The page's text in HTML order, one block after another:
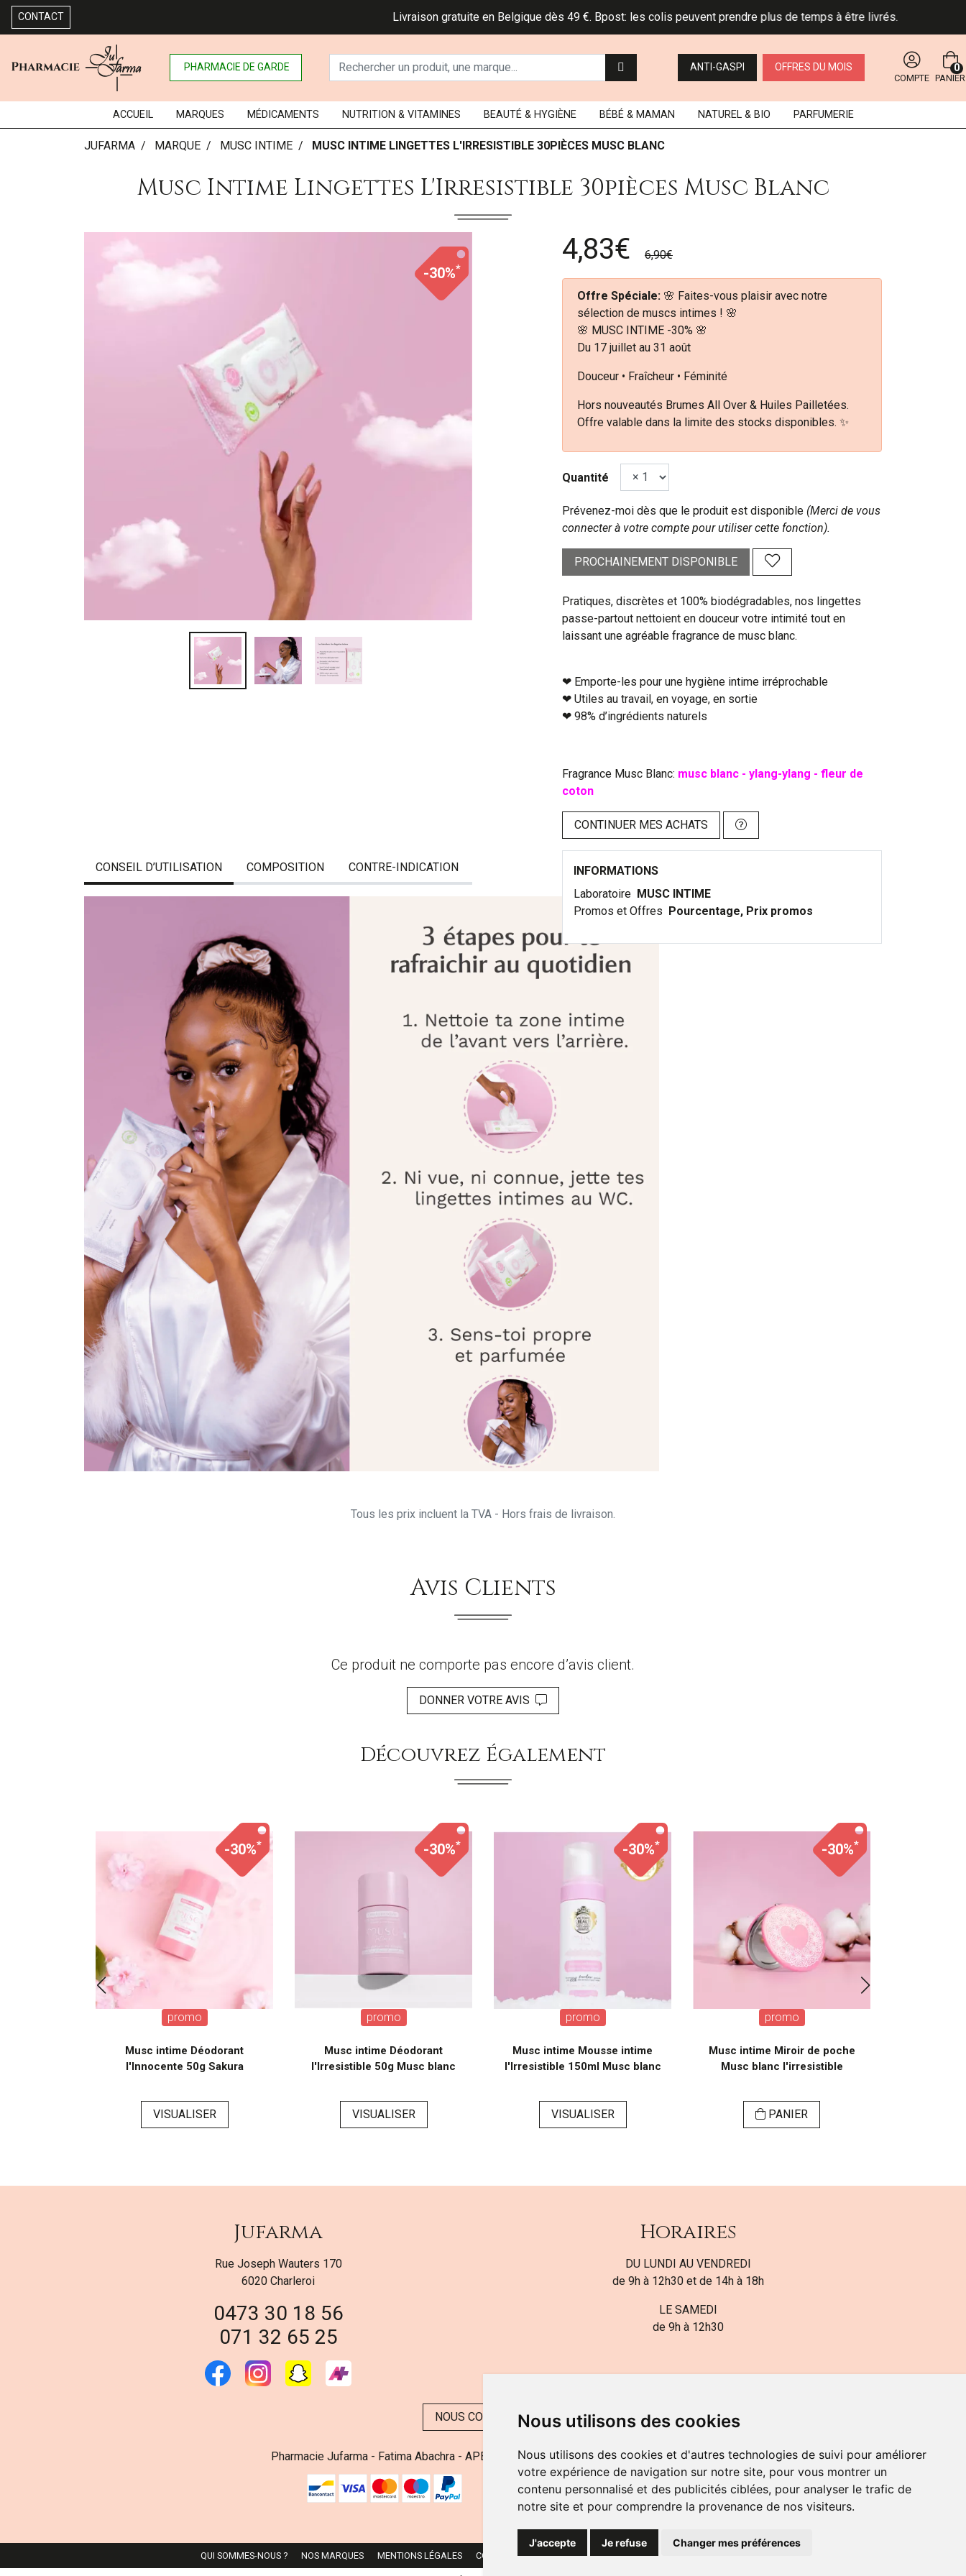
Nous utilisons des cookies
Nous utilisons des cookies et d'autres technologies de suivi pour améliorer
votre expérience de navigation sur notre site, pour vous montrer un
contenu personnalisé et des publicités ciblées, pour analyser le trafic de
notre site et pour comprendre la provenance de nos visiteurs.
J'accepte Je refuse Changer mes préférences
CONTACT Livraison gratuite en Belgique dès 49 €. Bpost: les colis peuvent prendre plus de temps à être livrés.
PHARMACIE DE GARDE ANTI-GASPI OFFRES DU MOIS
COMPTE PANIER
0
ACCUEIL MARQUES MÉDICAMENTS NUTRITION & VITAMINES BEAUTÉ & HYGIÈNE BÉBÉ & MAMAN NATUREL & BIO PARFUMERIE
JUFARMA MARQUE MUSC INTIME MUSC INTIME LINGETTES L'IRRESISTIBLE 30PIÈCES MUSC BLANC
Musc Intime Lingettes L'Irresistible 30pièces Musc Blanc
-30%*
4,83€ 6,90€
Offre Spéciale: 🌸 Faites-vous plaisir avec notre
sélection de muscs intimes ! 🌸
🌸 MUSC INTIME -30% 🌸
Du 17 juillet au 31 août
Douceur • Fraîcheur • Féminité
Hors nouveautés Brumes All Over & Huiles Pailletées.
Offre valable dans la limite des stocks disponibles. ✨
Quantité
Prévenez-moi dès que le produit est disponible (Merci de vous
connecter à votre compte pour utiliser cette fonction).
PROCHAINEMENT DISPONIBLE
Pratiques, discrètes et 100% biodégradables, nos lingettes
passe-partout nettoient en douceur votre intimité tout en
laissant une agréable fragrance de musc blanc.
❤︎ Emporte-les pour une hygiène intime irréprochable
❤︎ Utiles au travail, en voyage, en sortie
❤︎ 98% d’ingrédients naturels
Fragrance Musc Blanc: musc blanc - ylang-ylang - fleur de
coton
CONTINUER MES ACHATS
CONSEIL D’UTILISATION COMPOSITION CONTRE-INDICATION
INFORMATIONS
Laboratoire MUSC INTIME
Promos et Offres Pourcentage, Prix promos
Tous les prix incluent la TVA - Hors frais de livraison.
Avis Clients
Ce produit ne comporte pas encore d’avis client.
DONNER VOTRE AVIS
Découvrez Également
-30%*
promo
Musc intime Déodorant
l'Innocente 50g Sakura
VISUALISER
-30%*
promo
Musc intime Déodorant
l'Irresistible 50g Musc blanc
VISUALISER
-30%*
promo
Musc intime Mousse intime
l'Irresistible 150ml Musc blanc
VISUALISER
-30%*
promo
Musc intime Miroir de poche
Musc blanc l'irresistible
PANIER
Jufarma
Rue Joseph Wauters 170
6020 Charleroi
0473 30 18 56
071 32 65 25
Horaires
DU LUNDI AU VENDREDI
de 9h à 12h30 et de 14h à 18h
LE SAMEDI
de 9h à 12h30
NOUS CONTACTER
Pharmacie Jufarma - Fatima Abachra - APB 521704 - N° Entreprise BE0882-700-592
QUI SOMMES-NOUS ? NOS MARQUES MENTIONS LÉGALES CGV DONNÉES PERSONNELLES COOKIES